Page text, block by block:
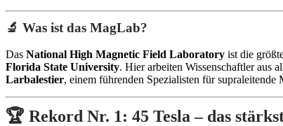
🔬 Was ist das MagLab?
Das National High Magnetic Field Laboratory ist die
Florida State University. Hier arbeiten Wissenschaftler aus
Larbalestier, einem führenden Spezialisten für supraleitende
🏆 Rekord Nr. 1: 45 Tesla – das